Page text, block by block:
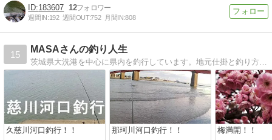
183607 12
週間IN:192 週間OUT:752 月間IN:808
15
MASAさんの釣り人生
茨城県大洗港を中心に県内を釣行しています。地元仕掛と釣り方も紹介しています。
久慈川河口釣行！！ 那珂川河口釣行！！ 梅満開！！